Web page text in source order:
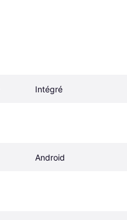
Intégré
Android